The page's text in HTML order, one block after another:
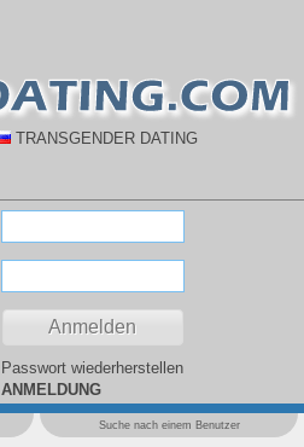
TRANSGENDER DATING
Passwort wiederherstellen
ANMELDUNG
Suche nach einem Benutzer